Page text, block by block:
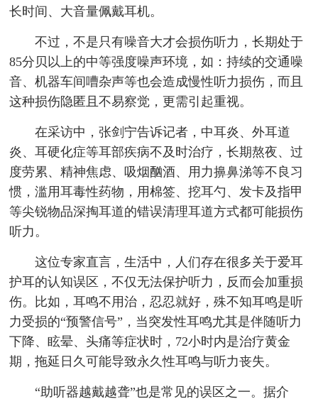
长时间、大音量佩戴耳机。
不过，不是只有噪音大才会损伤听力，长期处于
85分贝以上的中等强度噪声环境，如：持续的交通噪
音、机器车间嘈杂声等也会造成慢性听力损伤，而且
这种损伤隐匿且不易察觉，更需引起重视。
在采访中，张剑宁告诉记者，中耳炎、外耳道
炎、耳硬化症等耳部疾病不及时治疗，长期熬夜、过
度劳累、精神焦虑、吸烟酗酒、用力擤鼻涕等不良习
惯，滥用耳毒性药物，用棉签、挖耳勺、发卡及指甲
等尖锐物品深掏耳道的错误清理耳道方式都可能损伤
听力。
这位专家直言，生活中，人们存在很多关于爱耳
护耳的认知误区，不仅无法保护听力，反而会加重损
伤。比如，耳鸣不用治，忍忍就好，殊不知耳鸣是听
力受损的“预警信号”，当突发性耳鸣尤其是伴随听力
下降、眩晕、头痛等症状时，72小时内是治疗黄金
期，拖延日久可能导致永久性耳鸣与听力丧失。
“助听器越戴越聋”也是常见的误区之一。据介